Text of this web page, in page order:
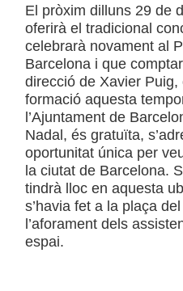
El pròxim dilluns 29 de
oferirà el tradicional
celebrarà novament al
Barcelona i que
direcció de Xavier
formació aquesta
l’Ajuntament de
Nadal, és gratuïta,
oportunitat única per
la ciutat de Barcelona.
tindrà lloc en aquesta
s’havia fet a la plaça
l’aforament dels
espai.